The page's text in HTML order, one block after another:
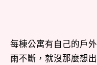
每棟公寓有自己的戶
雨不斷，就沒那麼想